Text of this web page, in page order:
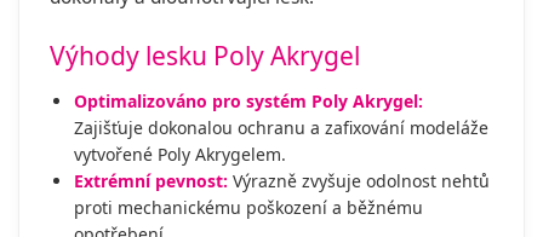
Výhody lesku Poly Akrygel
Optimalizováno pro systém Poly Akrygel:
Zajišťuje dokonalou ochranu a zafixování modeláže
vytvořené Poly Akrygelem.
Extrémní pevnost: Výrazně zvyšuje odolnost nehtů
proti mechanickému poškození a běžnému